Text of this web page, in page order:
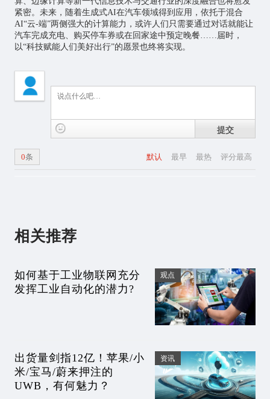
紧密。未来，随着生成式AI在汽车领域得到应用，依托于混合
AI“云-端”两侧强大的计算能力，或许人们只需要通过对话就能让
汽车完成充电、购买停车券或在回家途中预定晚餐……届时，
以“科技赋能人们美好出行”的愿景也终将实现。
提交
默认 最早 最热 评分最高
0条
相关推荐
如何基于工业物联网充分
发挥工业自动化的潜力?
观点
出货量剑指12亿！苹果/小
米/宝马/蔚来押注的
UWB，有何魅力？
资讯